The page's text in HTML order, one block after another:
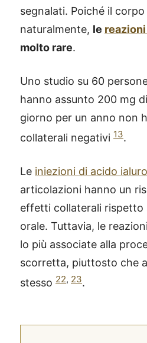
segnalati. Poiché il
naturalmente, le
molto rare.
Uno studio su 60
hanno assunto 200 mg
giorno per un anno non
collaterali negativi 13.
Le iniezioni di acido
articolazioni hanno un
effetti collaterali rispetto
orale. Tuttavia, le
lo più associate alla
scorretta, piuttosto che
stesso 22, 23.